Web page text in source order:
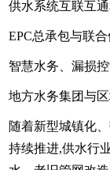
供水系统互联互
EPC总承包与联
智慧水务、漏损
地方水务集团与
随着新型城镇化
持续推进,供水行